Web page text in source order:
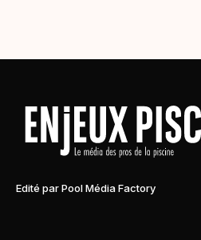
Edité par Pool Média Factory